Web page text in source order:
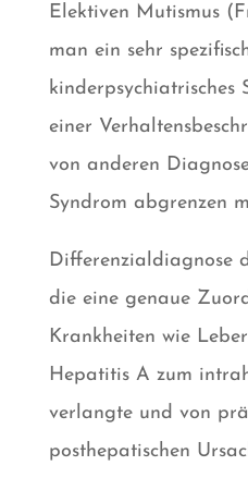
Elektiven Mutismus
man ein sehr
kinderpsychiatrisches
einer
von anderen
Syndrom abgrenzen
Differenzialdiagnose
die eine genaue
Krankheiten wie
Hepatitis A zum
verlangte und von
posthepatischen